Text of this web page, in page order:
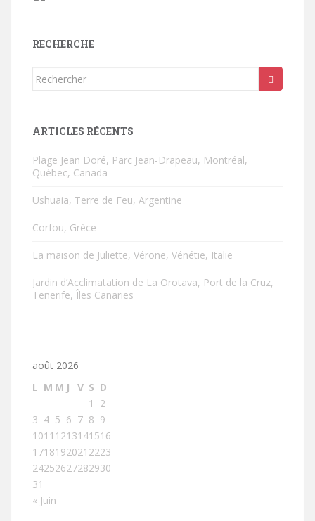
RECHERCHE
Rechercher...
ARTICLES RÉCENTS
Plage Jean Doré, Parc Jean-Drapeau, Montréal,
Québec, Canada
Ushuaia, Terre de Feu, Argentine
Corfou, Grèce
La maison de Juliette, Vérone, Vénétie, Italie
Jardin d’Acclimatation de La Orotava, Port de la Cruz,
Tenerife, Îles Canaries
août 2026
L M M J V S D
1
2
3 4 5 6 7 8 9
1011 1213141516
1718192021 2223
24252627282930
31
« Juin